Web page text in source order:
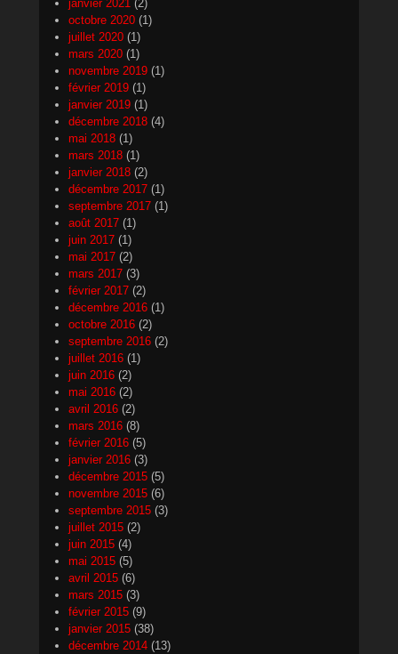
janvier 2021 (2)
octobre 2020 (1)
juillet 2020 (1)
mars 2020 (1)
novembre 2019 (1)
février 2019 (1)
janvier 2019 (1)
décembre 2018 (4)
mai 2018 (1)
mars 2018 (1)
janvier 2018 (2)
décembre 2017 (1)
septembre 2017 (1)
août 2017 (1)
juin 2017 (1)
mai 2017 (2)
mars 2017 (3)
février 2017 (2)
décembre 2016 (1)
octobre 2016 (2)
septembre 2016 (2)
juillet 2016 (1)
juin 2016 (2)
mai 2016 (2)
avril 2016 (2)
mars 2016 (8)
février 2016 (5)
janvier 2016 (3)
décembre 2015 (5)
novembre 2015 (6)
septembre 2015 (3)
juillet 2015 (2)
juin 2015 (4)
mai 2015 (5)
avril 2015 (6)
mars 2015 (3)
février 2015 (9)
janvier 2015 (38)
décembre 2014 (13)